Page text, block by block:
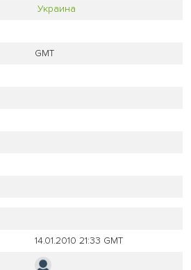
Украина
GMT
14.01.2010 21:33 GMT